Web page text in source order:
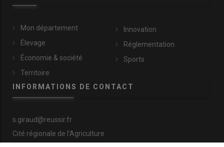
Mon département
Élevage
Économie & société
Territoire
Innovation
Réglementation
Sports
INFORMATIONS DE CONTACT
s.giraud@reussir.fr
Cité régionale de l’Agriculture